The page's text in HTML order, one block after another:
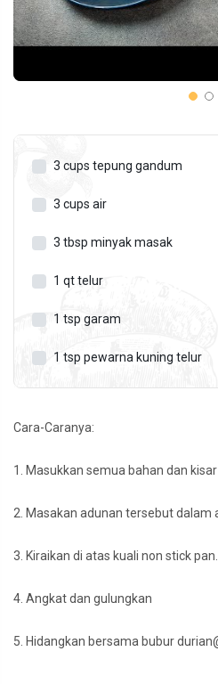
3 cups tepung gandum
3 cups air
3 tbsp minyak masak
1 qttelur
1 tsp garam
1 tsp pewarna kuning telur
Cara-Caranya:
1. Masukkan semua bahan dan
2. Masakan adunan tersebut dalam
3. Kiraikan di atas kuali non stick pan.
4. Angkat dan gulungkan
5. Hidangkan bersama bubur